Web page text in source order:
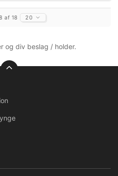
af 18 20
og div beslag / holder.